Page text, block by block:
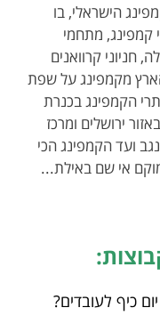
הישראלי, בו
קמפינג, מתחמי
חניוני קרוואנים
מקמפינג על שפת
הקמפינג בכנרת
ירושלים ומרכז
ועד הקמפינג הכי
אי שם באילת...
כיף לעובדים?